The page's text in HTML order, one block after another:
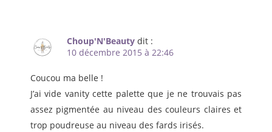
Choup'N'Beauty dit :
10 décembre 2015 à 22:46
Coucou ma belle !
J’ai vide vanity cette palette que je ne trouvais pas
assez pigmentée au niveau des couleurs claires et
trop poudreuse au niveau des fards irisés.